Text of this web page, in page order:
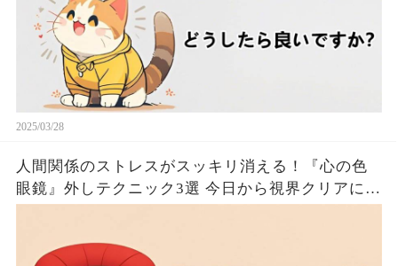
2025/03/28
人間関係のストレスがスッキリ消える！『心の色
眼鏡』外しテクニック3選 今日から視界クリアにな